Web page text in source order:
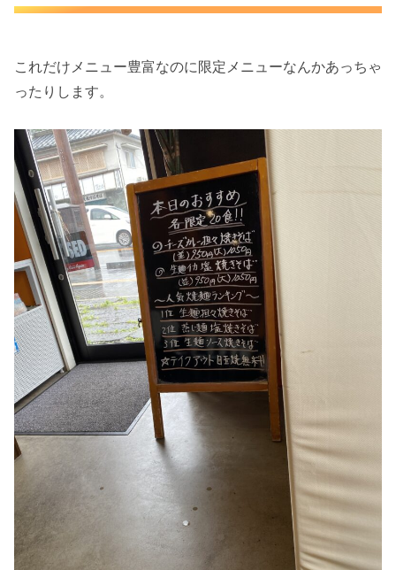
これだけメニュー豊富なのに限定メニューなんかあっちゃ
ったりします。